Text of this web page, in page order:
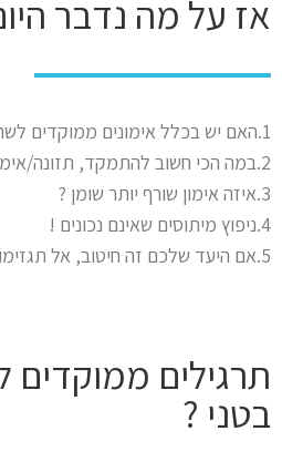
אז על מה נדבר
1.האם יש בכלל אימונים ממוקדים לשריפת שומן בטני ?
2.במה הכי חשוב להתמקד, תזונה/אימונים ?
3.איזה אימון שורף יותר שומן ?
4.ניפוץ מיתוסים שאינם נכונים !
5.אם היעד שלכם זה חיטוב, אל תגזימו עם הארובי.
תרגילים ממוקדים
בטני ?